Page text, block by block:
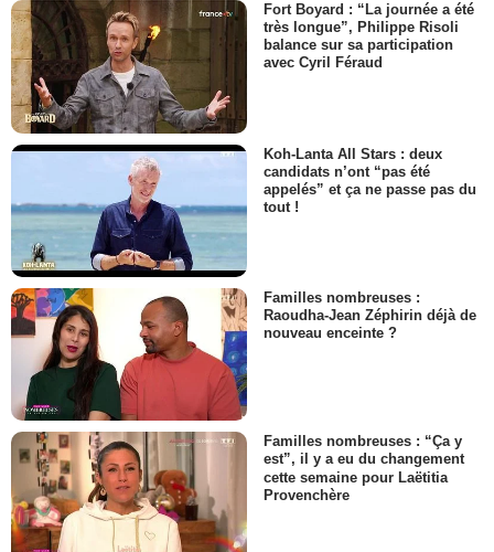
Fort Boyard : “La journée a été
très longue”, Philippe Risoli
balance sur sa participation
avec Cyril Féraud
Koh-Lanta All Stars : deux
candidats n’ont “pas été
appelés” et ça ne passe pas du
tout !
Familles nombreuses :
Raoudha-Jean Zéphirin déjà de
nouveau enceinte ?
Familles nombreuses : “Ça y
est”, il y a eu du changement
cette semaine pour Laëtitia
Provenchère